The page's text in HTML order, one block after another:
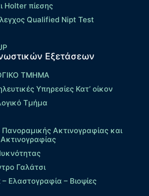
Holter πίεσης
Qualified Nipt Test
Εξετάσεων
ΤΜΗΜΑ
Υπηρεσίες Κατ’ οίκον
Τμήμα
Ακτινογραφίας και
Γαλάτσι
Eλαστογραφία – Βιοψίες